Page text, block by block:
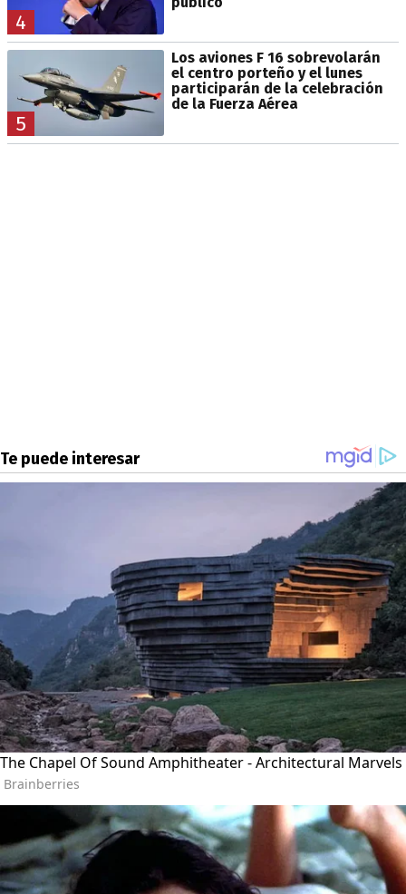
4
5
Los aviones F 16 sobrevolarán
el centro porteño y el lunes
participarán de la celebración
de la Fuerza Aérea